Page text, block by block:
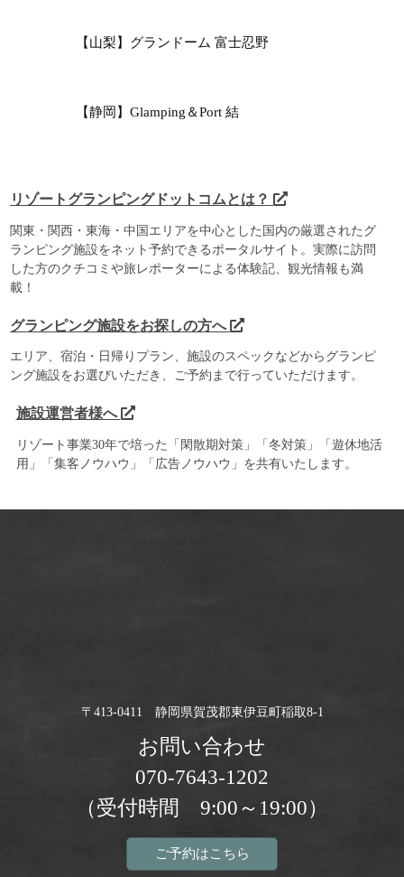
【山梨】グランドーム 富士忍野
【静岡】Glamping＆Port 結
リゾートグランピングドットコムとは？
関東・関西・東海・中国エリアを中心とした国内の厳選されたグ
ランピング施設をネット予約できるポータルサイト。実際に訪問
した方のクチコミや旅レポーターによる体験記、観光情報も満
載！
グランピング施設をお探しの方へ
エリア、宿泊・日帰りプラン、施設のスペックなどからグランピ
ング施設をお選びいただき、ご予約まで行っていただけます。
施設運営者様へ
リゾート事業30年で培った「閑散期対策」「冬対策」「遊休地活
用」「集客ノウハウ」「広告ノウハウ」を共有いたします。
〒413-0411 静岡県賀茂郡東伊豆町稲取8-1
お問い合わせ
070-7643-1202
（受付時間 9:00～19:00）
ご予約はこちら